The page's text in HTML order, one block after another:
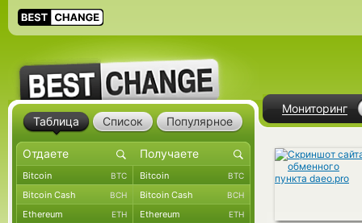
Мониторинг
Таблица Список Популярное
Bitcoin BTC Bitcoin BTC
Bitcoin Cash BCH Bitcoin Cash BCH
Ethereum ETH Ethereum ETH